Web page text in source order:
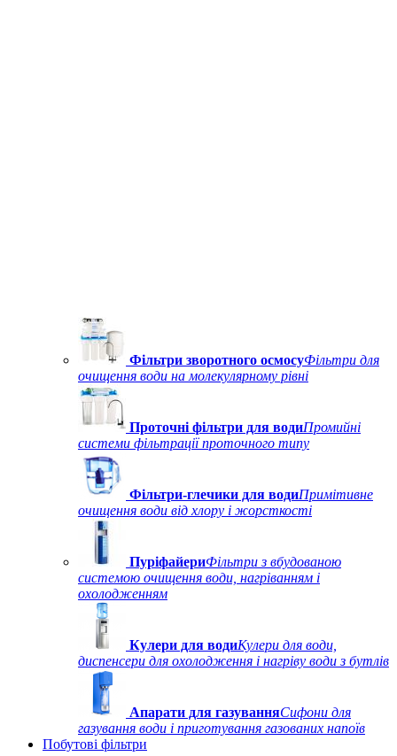
Фільтри зворотного осмосуФільтри для
очищення води на молекулярному рівні
Проточні фільтри для водиПромийні
системи фільтрації проточного типу
Фільтри-глечики для водиПримітивне
очищення води від хлору і жорсткості
ПуріфайериФільтри з вбудованою
системою очищення води, нагріванням і
охолодженням
Кулери для водиКулери для води,
диспенсери для охолодження і нагріву води з бутлів
Апарати для газуванняСифони для
газування води і приготування газованих напоїв
Побутові фільтри